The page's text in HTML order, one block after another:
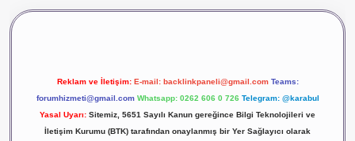
Reklam ve İletişim: E-mail: backlinkpaneli@gmail.com Teams:
forumhizmeti@gmail.com Whatsapp: 0262 606 0 726 Telegram: @karabul
Yasal Uyarı: Sitemiz, 5651 Sayılı Kanun gereğince Bilgi Teknolojileri ve
İletişim Kurumu (BTK) tarafından onaylanmış bir Yer Sağlayıcı olarak